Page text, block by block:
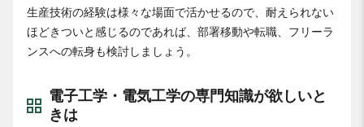
生産技術の経験は様々な場面で活かせるので、耐えられない
ほどきついと感じるのであれば、部署移動や転職、フリーラ
ンスへの転身も検討しましょう。
電子工学・電気工学の専門知識が欲しいと
きは